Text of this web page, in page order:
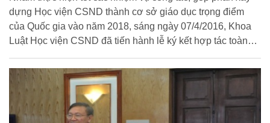
dựng Học viện CSND thành cơ sở giáo dục trọng điểm
của Quốc gia vào năm 2018, sáng ngày 07/4/2016, Khoa
Luật Học viện CSND đã tiến hành lễ ký kết hợp tác toàn